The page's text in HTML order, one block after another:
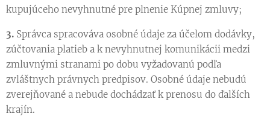
kupujúceho nevyhnutné pre plnenie Kúpnej zmluvy;
3. Správca spracováva osobné údaje za účelom dodávky,
zúčtovania platieb a k nevyhnutnej komunikácii medzi
zmluvnými stranami po dobu vyžadovanú podľa
zvláštnych právnych predpisov. Osobné údaje nebudú
zverejňované a nebude dochádzať k prenosu do ďalších
krajín.